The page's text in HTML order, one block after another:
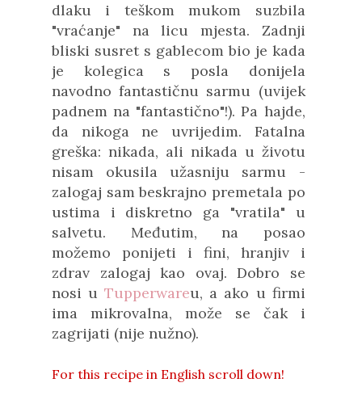
dlaku i teškom mukom suzbila
"vraćanje" na licu mjesta. Zadnji
bliski susret s gablecom bio je kada
je kolegica s posla donijela
navodno fantastičnu sarmu (uvijek
padnem na "fantastično"!). Pa hajde,
da nikoga ne uvrijedim. Fatalna
greška: nikada, ali nikada u životu
nisam okusila užasniju sarmu -
zalogaj sam beskrajno premetala po
ustima i diskretno ga "vratila" u
salvetu. Međutim, na posao
možemo ponijeti i fini, hranjiv i
zdrav zalogaj kao ovaj. Dobro se
nosi uTupperwareu, a ako u firmi
ima mikrovalna, može se čak i
zagrijati (nije nužno).
For this recipe in English scroll down!